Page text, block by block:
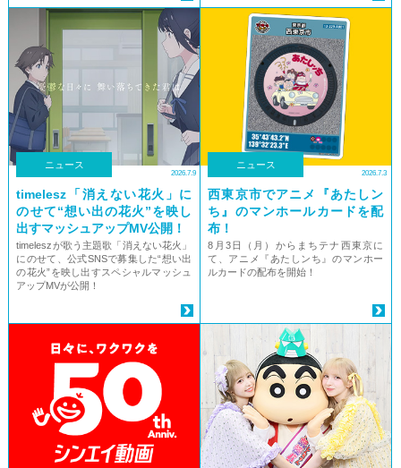
ニュース
2026.7.9
timelesz「消えない花⽕」に
のせて“想い出の花⽕”を映し
出すマッシュアップMV公開！
timeleszが歌う主題歌「消えない花⽕」
にのせて、公式SNSで募集した“想い出
の花⽕”を映し出すスペシャルマッシュ
アップMVが公開！
ニュース
2026.7.3
西東京市でアニメ『あたしン
ち』のマンホールカードを配
布！
8月3日（月）からまちテナ西東京に
て、アニメ『あたしンち』のマンホー
ルカードの配布を開始！